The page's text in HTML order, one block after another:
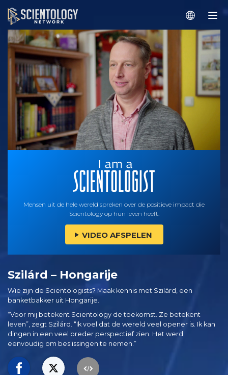
Mensen uit de hele wereld spreken over de positieve impact die
Scientology op hun leven heeft.
VIDEO AFSPELEN
Szilárd – Hongarije
Wie zijn de Scientologists? Maak kennis met Szilárd, een
banketbakker uit Hongarije.
“Voor mij betekent Scientology de toekomst. Ze betekent
leven”, zegt Szilárd. “Ik voel dat de wereld veel opener is. Ik kan
dingen in een veel breder perspectief zien. Het werd
eenvoudig om beslissingen te nemen.”